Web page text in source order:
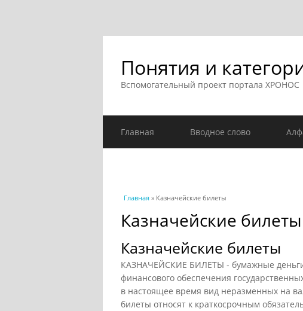
Понятия и
Вспомогательный проект портала ХРОНОС
Главная Вводное слово
Вы здесь
Главная » Казначейские билеты
Казначейские билеты
Казначейские билеты
КАЗНАЧЕЙСКИЕ БИЛЕТЫ - бумажные
финансового обеспечения
в настоящее время вид неразменных на
билеты относят к краткосрочным